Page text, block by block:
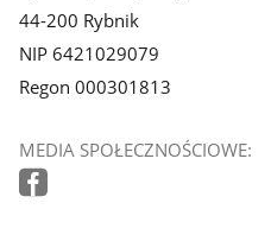
44-200 Rybnik
NIP 6421029079
Regon 000301813
MEDIA SPOŁECZNOŚCIOWE: